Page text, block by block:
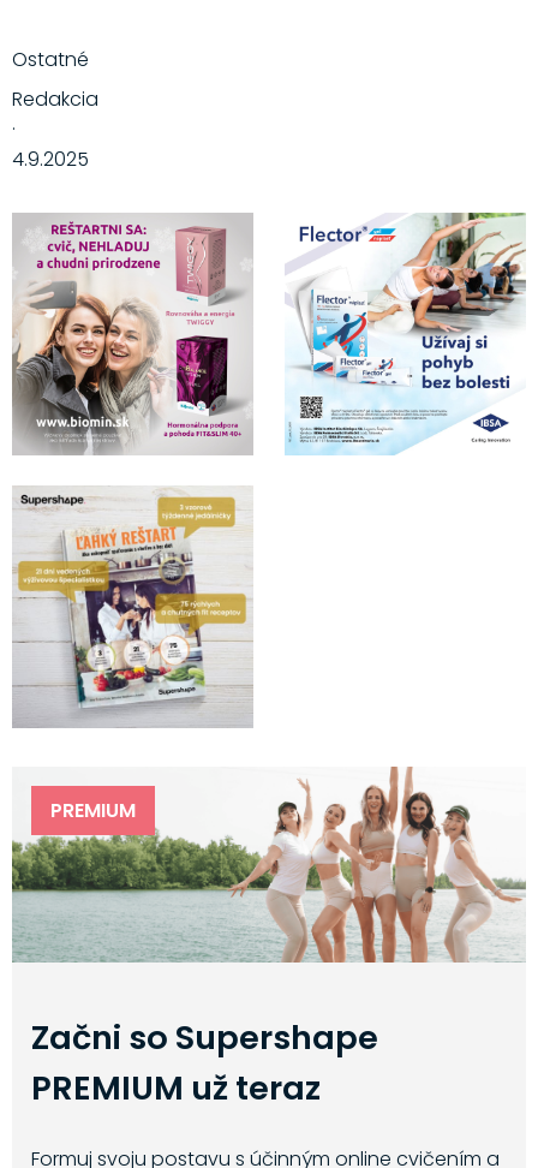
Ostatné
Redakcia
·
4.9.2025
PREMIUM
Začni so Supershape
PREMIUM už teraz
Formuj svoju postavu s účinným online cvičením a